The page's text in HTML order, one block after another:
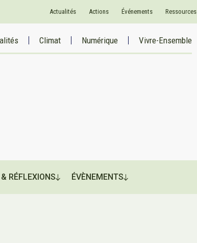
Actualités Actions Événements Ressources
Climat Numérique Vivre-Ensemble
RÉFLEXIONS ÉVÈNEMENTS